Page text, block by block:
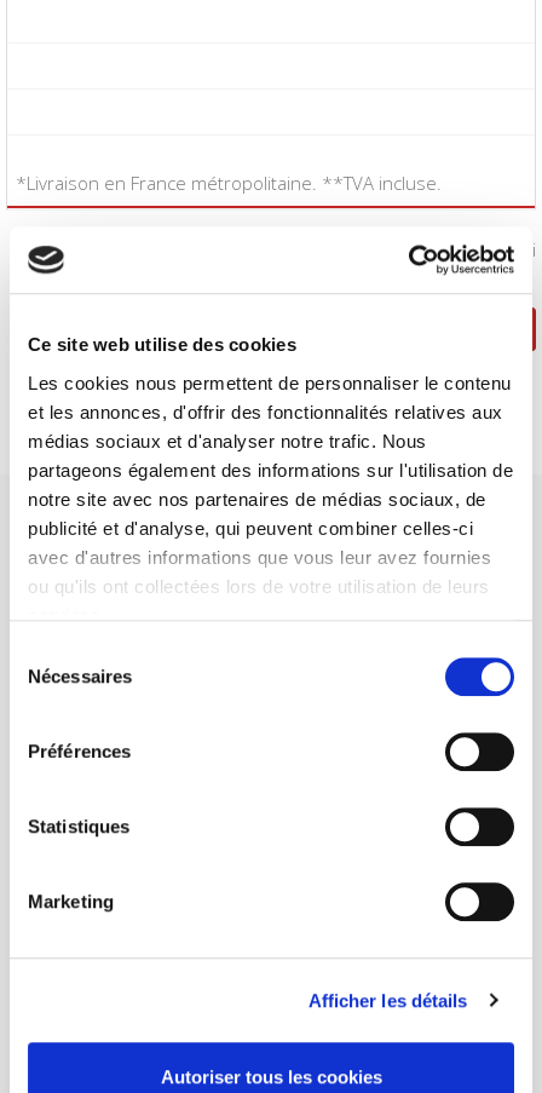
Ce site web utilise des cookies
Les cookies nous permettent de personnaliser le contenu
et les annonces, d'offrir des fonctionnalités relatives aux
médias sociaux et d'analyser notre trafic. Nous
partageons également des informations sur l'utilisation de
notre site avec nos partenaires de médias sociaux, de
publicité et d'analyse, qui peuvent combiner celles-ci
avec d'autres informations que vous leur avez fournies
ou qu'ils ont collectées lors de votre utilisation de leurs
Nécessaires
Préférences
Statistiques
Marketing
Afficher les détails
Autoriser tous les cookies
*Livraison en France métropolitaine. **TVA incluse.
conditions générales de vente: Oui
à la transmission des savoirs et des idées
CONTACTS
POUR LES LIBRAIRES
MON COMPTE
4 sept. 2026